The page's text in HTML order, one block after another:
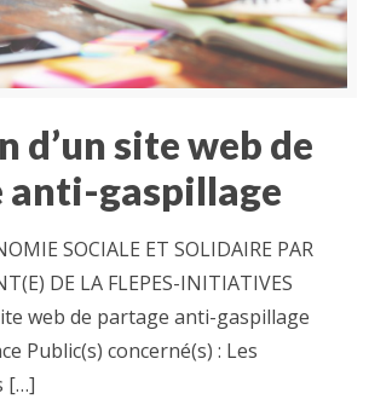
d’un site web de
anti-gaspillage
SOCIALE ET SOLIDAIRE PAR
DE LA FLEPES-INITIATIVES
web de partage anti-gaspillage
Public(s) concerné(s) : Les
[…]